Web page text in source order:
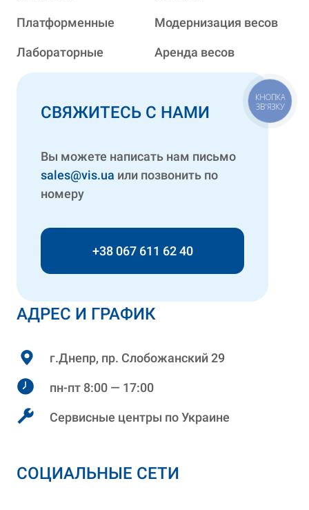
АДРЕС И ГРАФИК
г.Днепр, пр. Слобожанский 29
пн-пт 8:00 — 17:00
Сервисные центры по Украине
СОЦИАЛЬНЫЕ СЕТИ
Платформенные
Лабораторные
Модернизация весов
Аренда весов
СВЯЖИТЕСЬ С НАМИ
Вы можете написать нам письмо
sales@vis.ua или позвонить по
номеру
+38 067 611 62 40
КНОПКА
ЗВ'ЯЗКУ